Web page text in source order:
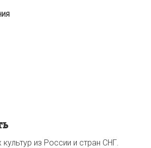
из России и стран СНГ.